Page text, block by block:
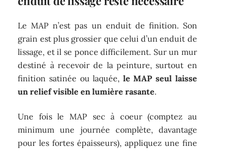
Le MAP n’est pas un enduit de finition. Son
grain est plus grossier que celui d’un enduit de
lissage, et il se ponce difficilement. Sur un mur
destiné à recevoir de la peinture, surtout en
finition satinée ou laquée, le MAP seul laisse
un relief visible en lumière rasante.
Une fois le MAP sec à coeur (comptez au
minimum une journée complète, davantage
pour les fortes épaisseurs), appliquez une fine